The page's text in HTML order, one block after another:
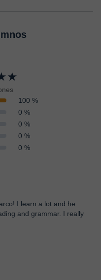
100 %
0 %
0 %
0 %
0 %
I learn a lot and he
and grammar. I really